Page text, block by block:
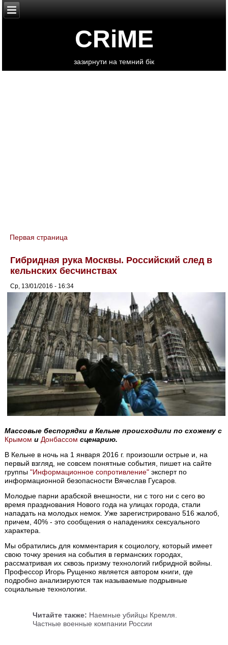
CRiME
зазирнути на темний бік
You are here
Первая страница
Гибридная рука Москвы. Российский след в
кельнских бесчинствах
Ср, 13/01/2016 - 16:34
Массовые беспорядки в Кельне происходили по схожему с
Крымом и Донбассом сценарию.
В Кельне в ночь на 1 января 2016 г. произошли острые и, на
первый взгляд, не совсем понятные события, пишет на сайте
группы"Информационное сопротивление" эксперт по
информационной безопасности Вячеслав Гусаров.
Молодые парни арабской внешности, ни с того ни с сего во
время празднования Нового года на улицах города, стали
нападать на молодых немок. Уже зарегистрировано 516 жалоб,
причем, 40% - это сообщения о нападениях сексуального
характера.
Мы обратились для комментария к социологу, который имеет
свою точку зрения на события в германских городах,
рассматривая их сквозь призму технологий гибридной войны.
Профессор Игорь Рущенко является автором книги, где
подробно анализируются так называемые подрывные
социальные технологии.
Читайте также: Наемные убийцы Кремля.
Частные военные компании России